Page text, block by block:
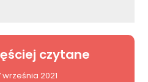
czytane
września 2021